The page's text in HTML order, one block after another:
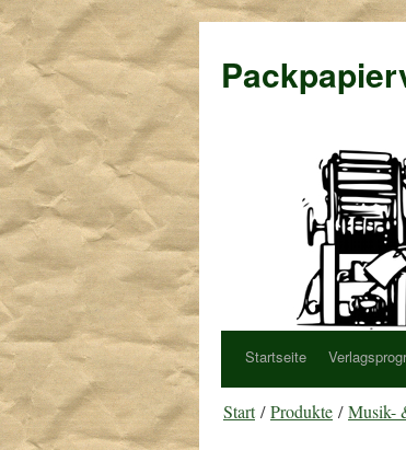
Startseite
Start/Produkte /Musik-